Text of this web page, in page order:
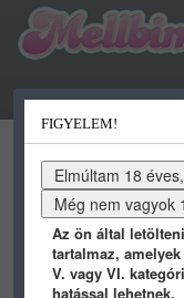
FIGYELEM!
Az ön által
tartalmaz,
V. vagy VI.
hatással lehetnek.